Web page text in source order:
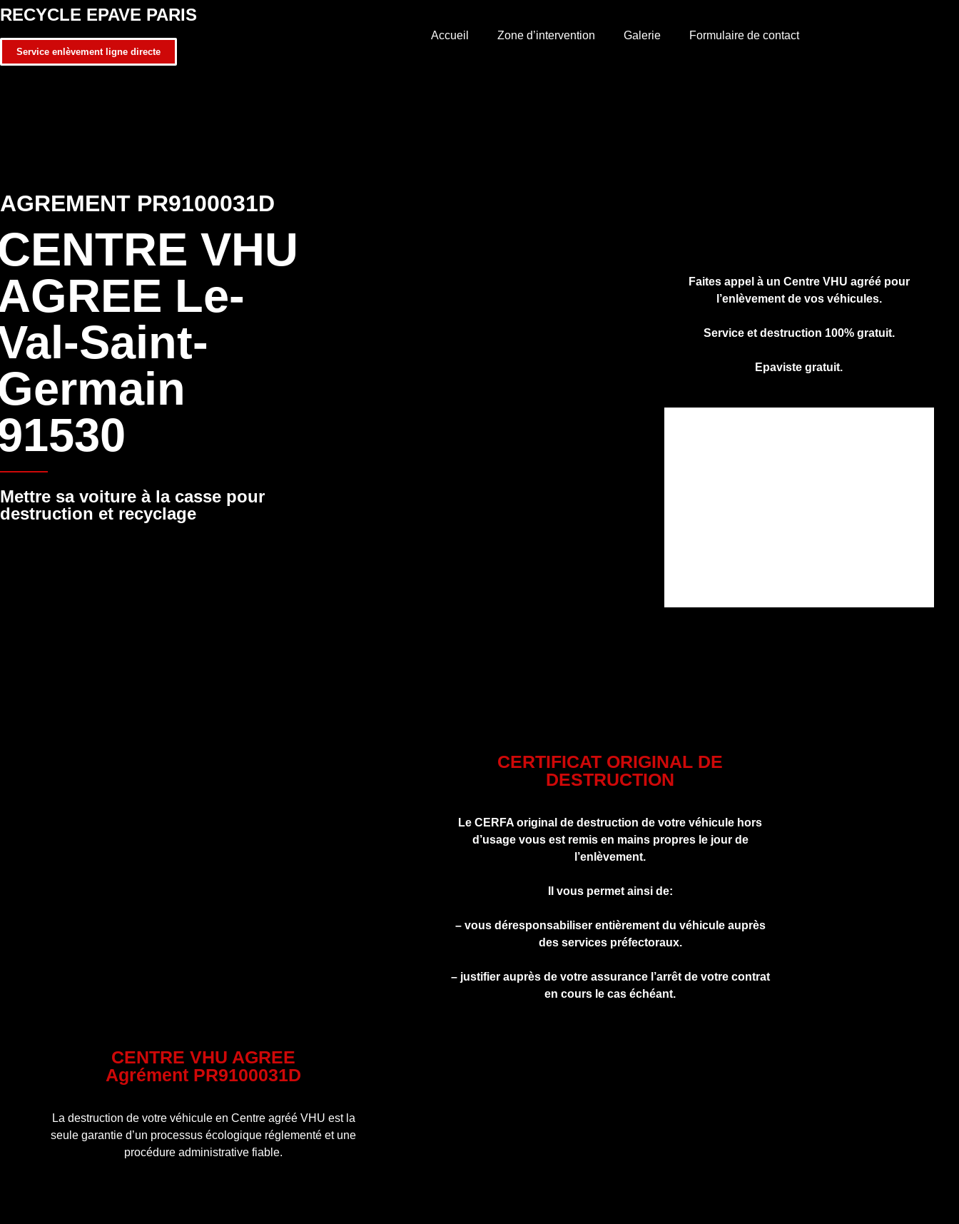
RECYCLE EPAVE PARIS
Service enlèvement ligne directe
Accueil Zone d’intervention Galerie Formulaire de contact
AGREMENT PR9100031D
VHU
Le-
Saint-
Mettre sa voiture à la casse pour
destruction et recyclage
Faites appel à un Centre VHU agréé pour
l’enlèvement de vos véhicules.
Service et destruction 100% gratuit.
Epaviste gratuit.
CERTIFICAT ORIGINAL DE
DESTRUCTION
Le CERFA original de destruction de votre véhicule hors
d’usage vous est remis en mains propres le jour de
l’enlèvement.
Il vous permet ainsi de:
– vous déresponsabiliser entièrement du véhicule auprès
des services préfectoraux.
– justifier auprès de votre assurance l’arrêt de votre contrat
en cours le cas échéant.
CENTRE VHU AGREE
Agrément PR9100031D
La destruction de votre véhicule en Centre agréé VHU est la
seule garantie d’un processus écologique réglementé et une
procédure administrative fiable.